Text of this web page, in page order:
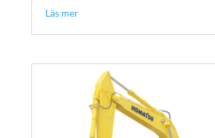
Läs mer